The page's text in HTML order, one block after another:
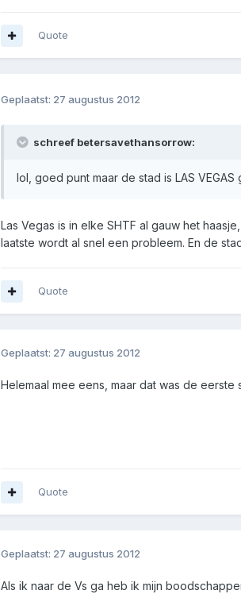
Quote
Geplaatst: 27 augustus 2012
schreef betersavethansorrow:
lol, goed punt maar de stad is LAS
Las Vegas is in elke SHTF al gauw het
laatste wordt al snel een probleem. En de
Quote
Geplaatst: 27 augustus 2012
Helemaal mee eens, maar dat was de
Quote
Geplaatst: 27 augustus 2012
Als ik naar de Vs ga heb ik mijn